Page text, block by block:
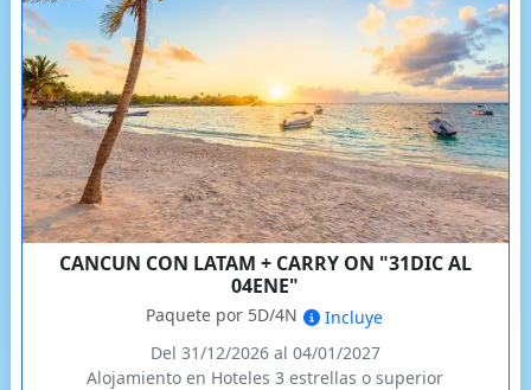
CANCUN CON LATAM + CARRY ON "31DIC AL
04ENE"
Paquete por 5D/4N
Incluye
Del 31/12/2026 al 04/01/2027
Alojamiento en Hoteles 3 estrellas o superior